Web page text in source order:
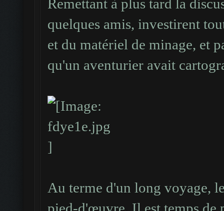
Remettant à plus tard la
quelques amis, investirent
et du matériel de minage, et
qu'un aventurier avait
Au terme d'un long voyage,